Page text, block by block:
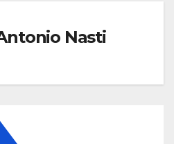
Nasti